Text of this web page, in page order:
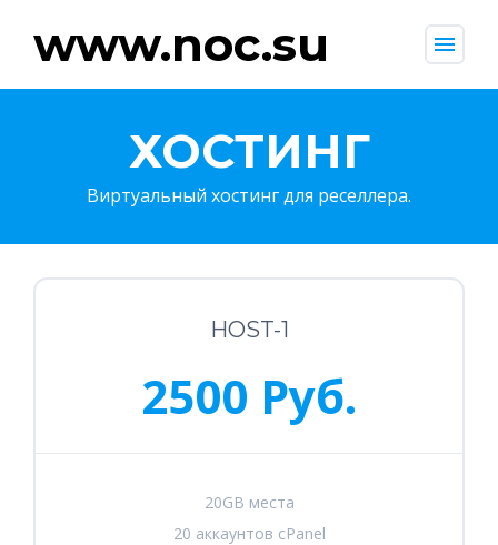
www.noc.su menu
ХОСТИНГ
Виртуальный хостинг для реселлера.
HOST-1
2500 Руб.
20GB места
20 аккаунтов cPanel